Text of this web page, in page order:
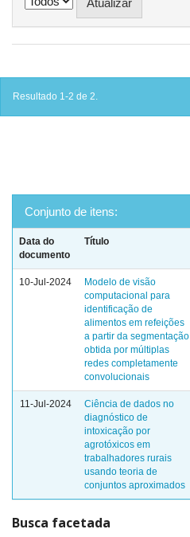
Resultado 1-2 de 2.
Conjunto de itens:
Data do
documento
Título
10-Jul-2024
Modelo de visão
computacional para
identificação de
alimentos em refeições
a partir da segmentação
obtida por múltiplas
redes completamente
convolucionais
11-Jul-2024
Ciência de dados no
diagnóstico de
intoxicação por
agrotóxicos em
trabalhadores rurais
usando teoria de
conjuntos aproximados
Busca facetada